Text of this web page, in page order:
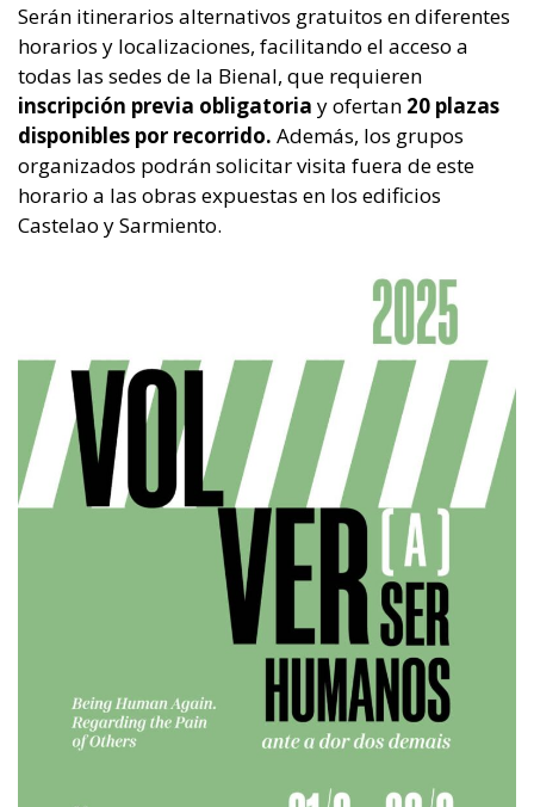
Serán itinerarios alternativos gratuitos en diferentes
horarios y localizaciones, facilitando el acceso a
todas las sedes de la Bienal, que requieren
inscripción previa obligatoria y ofertan 20 plazas
disponibles por recorrido. Además, los grupos
organizados podrán solicitar visita fuera de este
horario a las obras expuestas en los edificios
Castelao y Sarmiento.